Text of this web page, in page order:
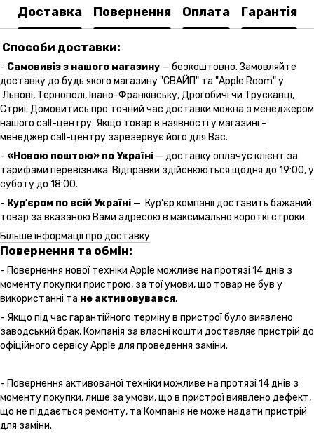
Доставка Повернення Оплата Гарантія
Способи доставки:
- Самовивіз з нашого магазину — безкоштовно. Замовляйте
доставку до будь якого магазину "СВАЙП" та "Apple Room" у
Львові, Тернополі, Івано-Франківську, Дрогобичі чи Трускавці,
Стриї. Домовитись про точний час доставки можна з менеджером
нашого call-центру. Якщо товар в наявності у магазині -
менеджер call-центру зарезервує його для Вас.
- «Новою поштою» по Україні — доставку оплачує клієнт за
тарифами перевізника. Відправки здійснюються щодня до 19:00, у
суботу до 18:00.
- Кур'єром по всій Україні — Кур'єр компанії доставить бажаний
товар за вказаною Вами адресою в максимально короткі строки.
Більше інформації про доставку
Повернення та обмін:
- Повернення нової техніки Apple можливе на протязі 14 днів з
моменту покупки пристрою, за тої умови, що товар не був у
використанні та не активовувався.
- Якщо під час гарантійного терміну в пристрої було виявлено
заводський брак, Компанія за власні кошти доставляє пристрій до
офіційного сервісу Apple для проведення заміни.
- Повернення активованої техніки можливе на протязі 14 днів з
моменту покупки, лише за умови, що в пристрої виявлено дефект,
що не піддається ремонту, та Компанія не може надати пристрій
для заміни.